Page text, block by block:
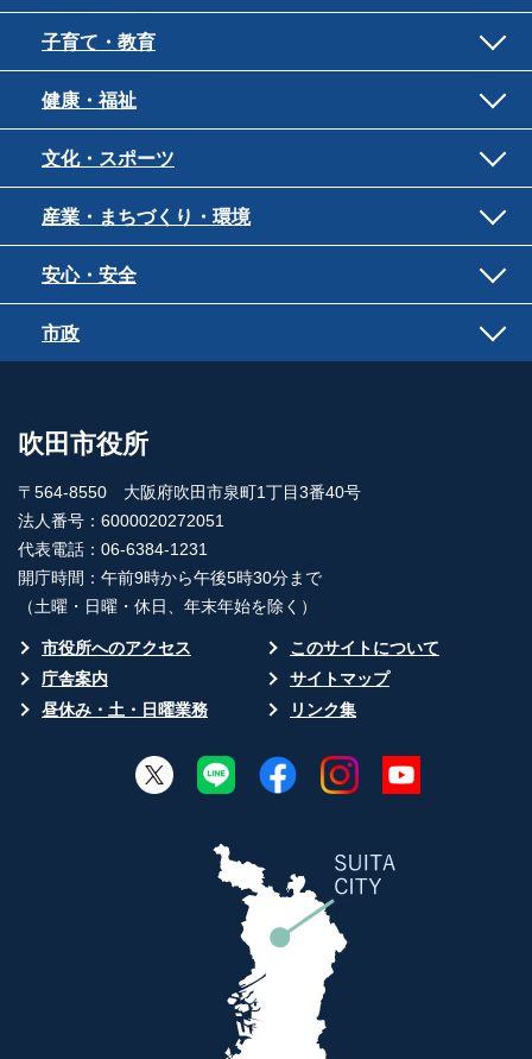
子育て・教育
健康・福祉
文化・スポーツ
産業・まちづくり・環境
安心・安全
市政
吹田市役所
〒564-8550 大阪府吹田市泉町1丁目3番40号
法人番号：6000020272051
代表電話：06-6384-1231
開庁時間：午前9時から午後5時30分まで
（土曜・日曜・休日、年末年始を除く）
市役所へのアクセス
このサイトについて
庁舎案内
サイトマップ
昼休み・土・日曜業務
リンク集